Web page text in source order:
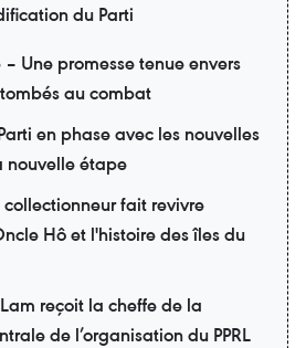
du Parti
– Une promesse tenue envers
au combat
en phase avec les nouvelles
nouvelle étape
fait revivre
Hô et l'histoire des îles du
reçoit la cheffe de la
de l’organisation du PPRL